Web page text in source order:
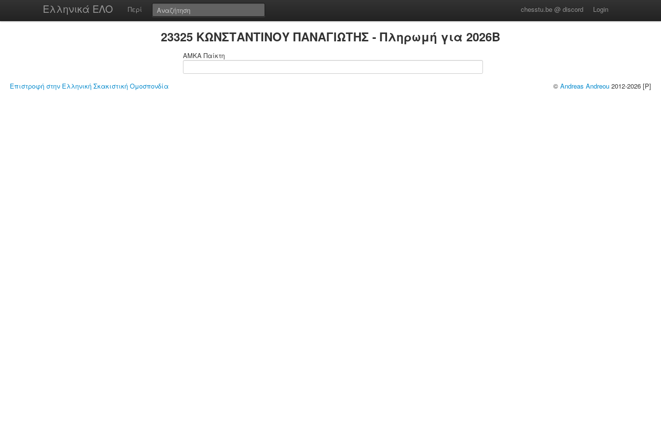
Ελληνικά ΕΛΟ Περί chesstu.be @ discord Login
23325 ΚΩΝΣΤΑΝΤΙΝΟΥ ΠΑΝΑΓΙΩΤΗΣ - Πληρωμή για 2026B
ΑΜΚΑ Παίκτη
Επιστροφή στην Ελληνική Σκακιστική Ομοσπονδία © Andreas Andreou 2012-2026 [P]